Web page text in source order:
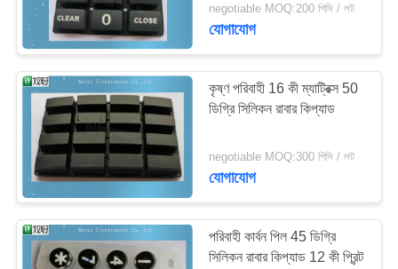
নিয়ন্ত্রণ
যোগাযোগ
করুন
উদ্ধৃতির
জন্য
আবেদন
negotiable MOQ:200 পিসি / লট
যোগাযোগ
কৃষ্ণ পরিবাহী 16 কী ম্যাট্রিক্স 50
ডিগ্রি সিলিকন রাবার কিপ্যাড
negotiable MOQ:300 পিসি / লট
যোগাযোগ
পরিবাহী কার্বন পিল 45 ডিগ্রি
সিলিকন রাবার কিপ্যাড 12 কী প্রিন্ট